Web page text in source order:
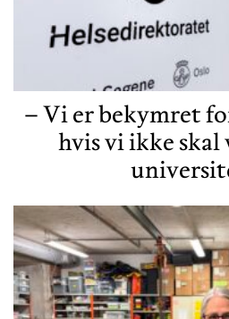
– Vi er bekymret
hvis vi ikke skal